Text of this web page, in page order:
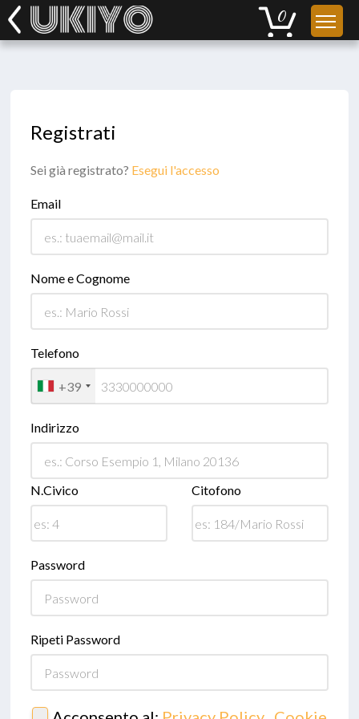
Registrati
Sei già registrato? Esegui l'accesso
Email
Nome e Cognome
Telefono
+39
Indirizzo
N.Civico Citofono
Password
Ripeti Password